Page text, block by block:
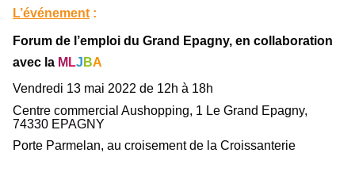
L’événement :
Forum de l’emploi du Grand Epagny, en collaboration
avec la M LJ BA
Vendredi 13 mai 2022 de 12h à 18h
Centre commercial Aushopping, 1 Le Grand Epagny,
74330 EPAGNY
Porte Parmelan, au croisement de la Croissanterie